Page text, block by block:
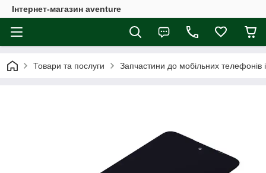
Інтернет-магазин aventure
Товари та послуги Запчастини до мобільних телефонів